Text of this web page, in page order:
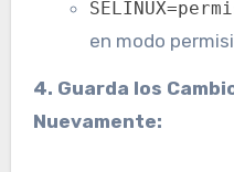
en modo
4. Guarda los
Nuevamente: